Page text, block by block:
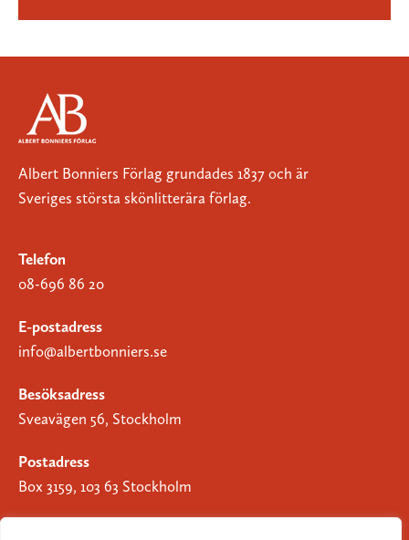
Albert Bonniers Förlag grundades 1837 och är
Sveriges största skönlitterära förlag.
Telefon
08-696 86 20
E-postadress
info@albertbonniers.se
Besöksadress
Sveavägen 56, Stockholm
Postadress
Box 3159, 103 63 Stockholm